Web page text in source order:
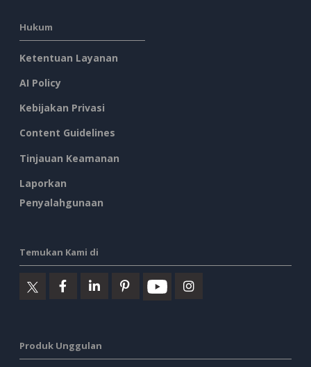
Hukum
Ketentuan Layanan
AI Policy
Kebijakan Privasi
Content Guidelines
Tinjauan Keamanan
Laporkan
Penyalahgunaan
Temukan Kami di
Produk Unggulan